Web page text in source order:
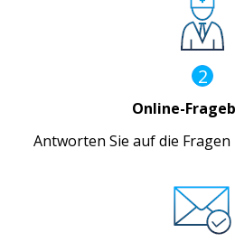
2
Online-
Antworten Sie auf die